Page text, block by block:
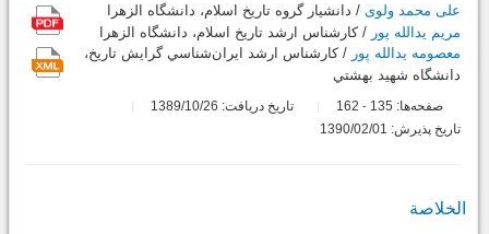
علی محمد ولوی / دانشيار گروه تاريخ اسلام، دانشگاه الزهرا
مریم یدالله پور / كارشناس ارشد تاريخ اسلام، دانشگاه الزهرا
معصومه یدالله پور / كارشناس ارشد ايران‌شناسي گرايش تاريخ،
دانشگاه شهيد بهشتي
صفحه‌ها: 135
-
تاریخ دریافت: 1389/10/26
تاریخ پذیرش: 1390/02/01
الخلاصة